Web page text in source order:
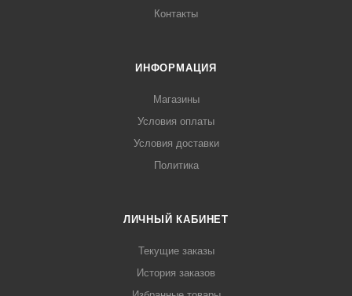
Контакты
ИНФОРМАЦИЯ
Магазины
Условия оплаты
Условия доставки
Политика
ЛИЧНЫЙ КАБИНЕТ
Текущие заказы
История заказов